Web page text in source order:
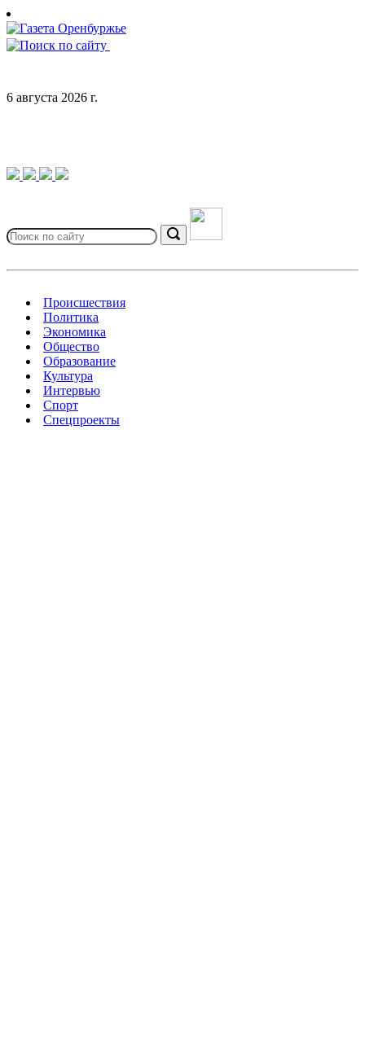
Skip
to
content
6 августа 2026 г.
for:
Search
Происшествия
Политика
Экономика
Общество
Образование
Культура
Интервью
Спорт
Спецпроекты